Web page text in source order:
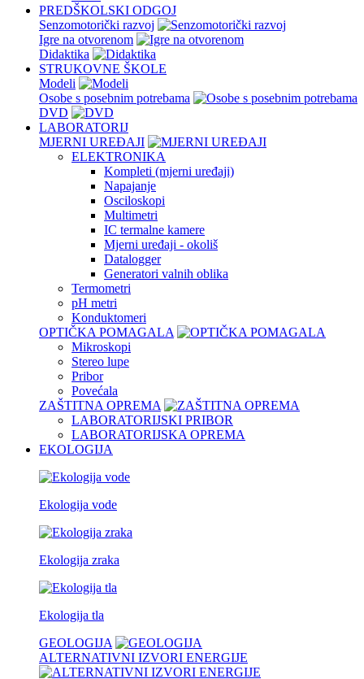
PREDŠKOLSKI ODGOJ
Senzomotorički razvoj
Igre na otvorenom
Didaktika
STRUKOVNE ŠKOLE
Modeli
Osobe s posebnim potrebama
DVD
LABORATORIJ
MJERNI UREĐAJI
ELEKTRONIKA
Kompleti (mjerni uređaji)
Napajanje
Osciloskopi
Multimetri
IC termalne kamere
Mjerni uređaji - okoliš
Datalogger
Generatori valnih oblika
Termometri
pH metri
Konduktomeri
OPTIČKA POMAGALA
Mikroskopi
Stereo lupe
Pribor
Povećala
ZAŠTITNA OPREMA
LABORATORIJSKI PRIBOR
LABORATORIJSKA OPREMA
EKOLOGIJA
Ekologija vode
Ekologija zraka
Ekologija tla
GEOLOGIJA
ALTERNATIVNI IZVORI ENERGIJE